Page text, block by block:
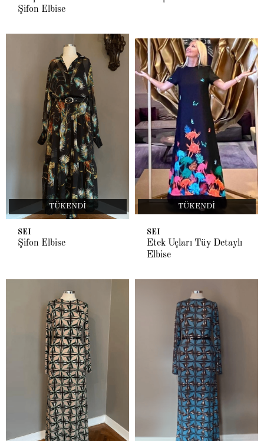
Şifon Elbise
TÜKENDI
SEI
Şifon Elbise
TÜKENDI
SEI
Etek Uçları Tüy Detaylı
Elbise